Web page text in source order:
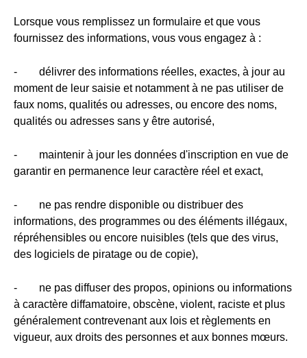
Lorsque vous remplissez un formulaire et que vous
fournissez des informations, vous vous engagez à :
- délivrer des informations réelles, exactes, à jour au
moment de leur saisie et notamment à ne pas utiliser de
faux noms, qualités ou adresses, ou encore des noms,
qualités ou adresses sans y être autorisé,
- maintenir à jour les données d'inscription en vue de
garantir en permanence leur caractère réel et exact,
- ne pas rendre disponible ou distribuer des
informations, des programmes ou des éléments illégaux,
répréhensibles ou encore nuisibles (tels que des virus,
des logiciels de piratage ou de copie),
- ne pas diffuser des propos, opinions ou informations
à caractère diffamatoire, obscène, violent, raciste et plus
généralement contrevenant aux lois et règlements en
vigueur, aux droits des personnes et aux bonnes mœurs.